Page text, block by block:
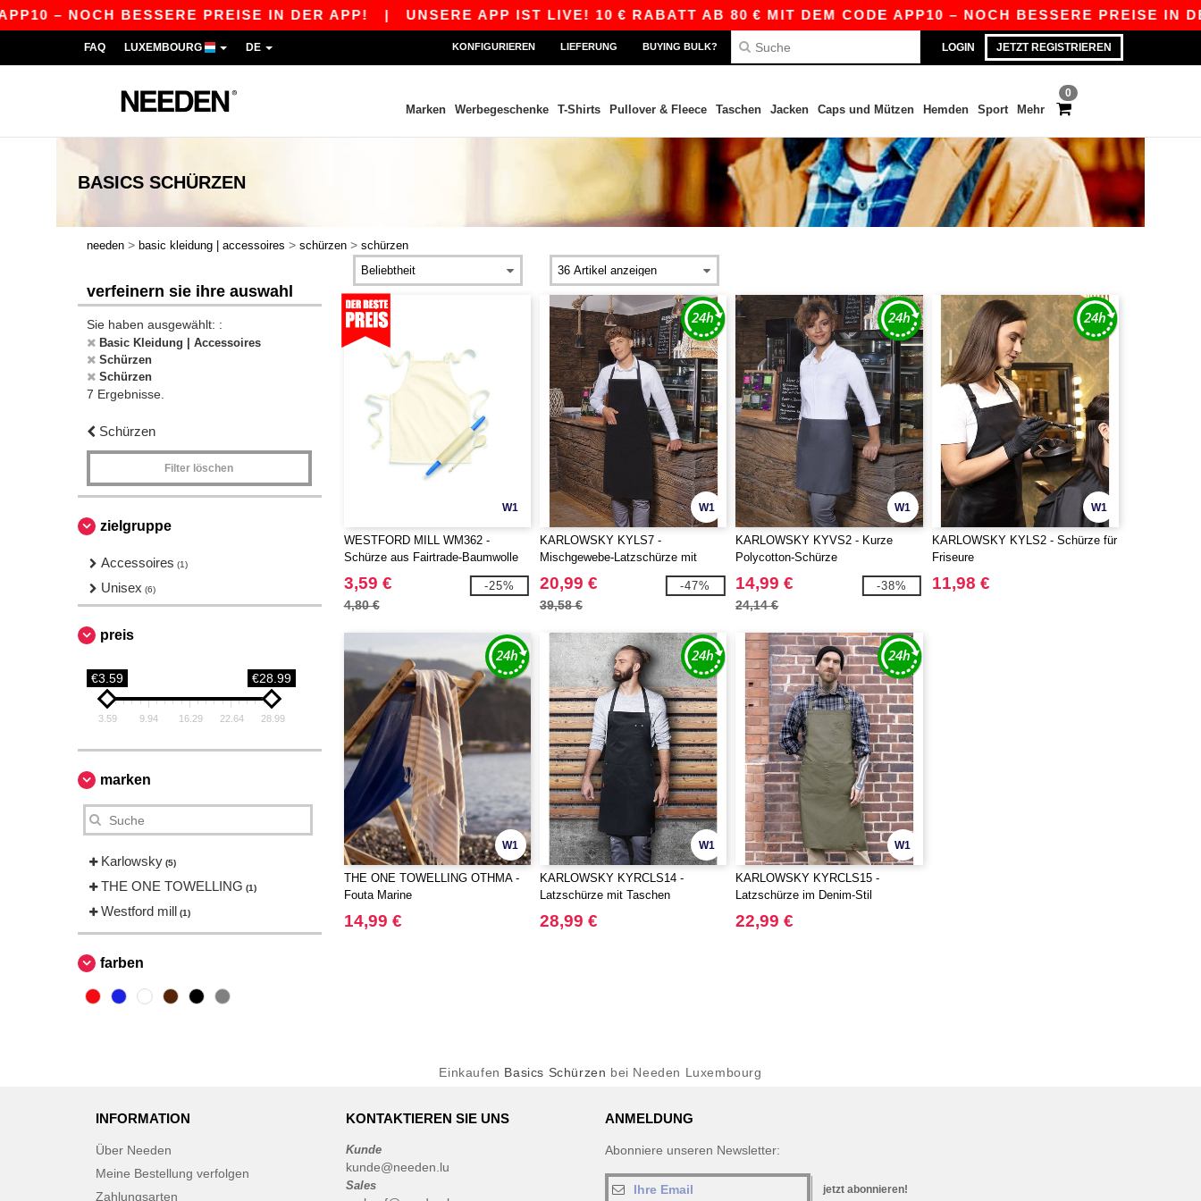
– NOCH BESSERE PREISE IN DER APP!| UNSERE APP IST LIVE! 10 € RABATT AB 80 € MIT DEM CODE APP10 – NOCH BESSERE PREISE IN DER
LOGIN JETZT REGISTRIEREN
FAQ LUXEMBOURG DE KONFIGURIEREN LIEFERUNG BUYING BULK?
0
Marken Werbegeschenke T-Shirts Pullover & Fleece Taschen Jacken Caps und Mützen Hemden Sport Mehr
BASICS SCHÜRZEN
needen > basic kleidung | accessoires > schürzen > schürzen
verfeinern sie ihre auswahl
Sie haben ausgewählt: :
Basic Kleidung | Accessoires
Schürzen
Schürzen
7 Ergebnisse.
Schürzen
Filter löschen
zielgruppe
Accessoires (1)
Unisex (6)
preis
€3.59 €28.99
3.59 9.94 16.29 22.64 28.99
marken
Karlowsky (5)
THE ONE TOWELLING (1)
Westford mill (1)
farben
W1
WESTFORD MILL WM362 -
Schürze aus Fairtrade-Baumwolle
für Kinder
3,59 €
4,80 €
-25%
W1
KARLOWSKY KYLS7 -
Mischgewebe-Latzschürze mit
Tasche
20,99 €
39,58 €
-47%
W1
KARLOWSKY KYVS2 - Kurze
Polycotton-Schürze
14,99 €
24,14 €
-38%
W1
KARLOWSKY KYLS2 - Schürze für
Friseure
11,98 €
W1
THE ONE TOWELLING OTHMA -
Fouta Marine
14,99 €
W1
KARLOWSKY KYRCLS14 -
Latzschürze mit Taschen
28,99 €
W1
KARLOWSKY KYRCLS15 -
Latzschürze im Denim-Stil
22,99 €
Einkaufen Basics Schürzen bei Needen Luxembourg
INFORMATION
Über Needen
Meine Bestellung verfolgen
Zahlungsarten
KONTAKTIEREN SIE UNS
Kunde
kunde@needen.lu
Sales
ANMELDUNG
Abonniere unseren Newsletter:
jetzt abonnieren!